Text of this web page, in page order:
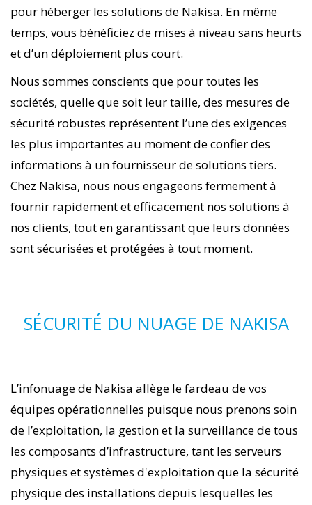
pour héberger les solutions de Nakisa. En même
temps, vous bénéficiez de mises à niveau sans heurts
et d’un déploiement plus court.
Nous sommes conscients que pour toutes les
sociétés, quelle que soit leur taille, des mesures de
sécurité robustes représentent l’une des exigences
les plus importantes au moment de confier des
informations à un fournisseur de solutions tiers.
Chez Nakisa, nous nous engageons fermement à
fournir rapidement et efficacement nos solutions à
nos clients, tout en garantissant que leurs données
sont sécurisées et protégées à tout moment.
SÉCURITÉ DU NUAGE DE NAKISA
L’infonuage de Nakisa allège le fardeau de vos
équipes opérationnelles puisque nous prenons soin
de l’exploitation, la gestion et la surveillance de tous
les composants d’infrastructure, tant les serveurs
physiques et systèmes d'exploitation que la sécurité
physique des installations depuis lesquelles les